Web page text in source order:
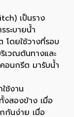
เป็นราง
ระบายน้ำ
ดยใช้วางที่รอบ
เวณต้นทางและ
อนกรีต มารับน้ำ
ช้งาน
สองข้าง เมื่อ
กันง่าย เมื่อ